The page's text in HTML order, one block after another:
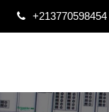
+213770598454